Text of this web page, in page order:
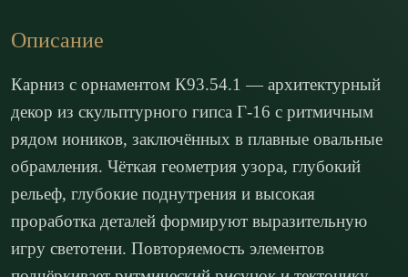
Описание
Карниз с орнаментом К93.54.1 — архитектурный
декор из скульптурного гипса Г-16 с ритмичным
рядом иоников, заключённых в плавные овальные
обрамления. Чёткая геометрия узора, глубокий
рельеф, глубокие поднутрения и высокая
проработка деталей формируют выразительную
игру светотени. Повторяемость элементов